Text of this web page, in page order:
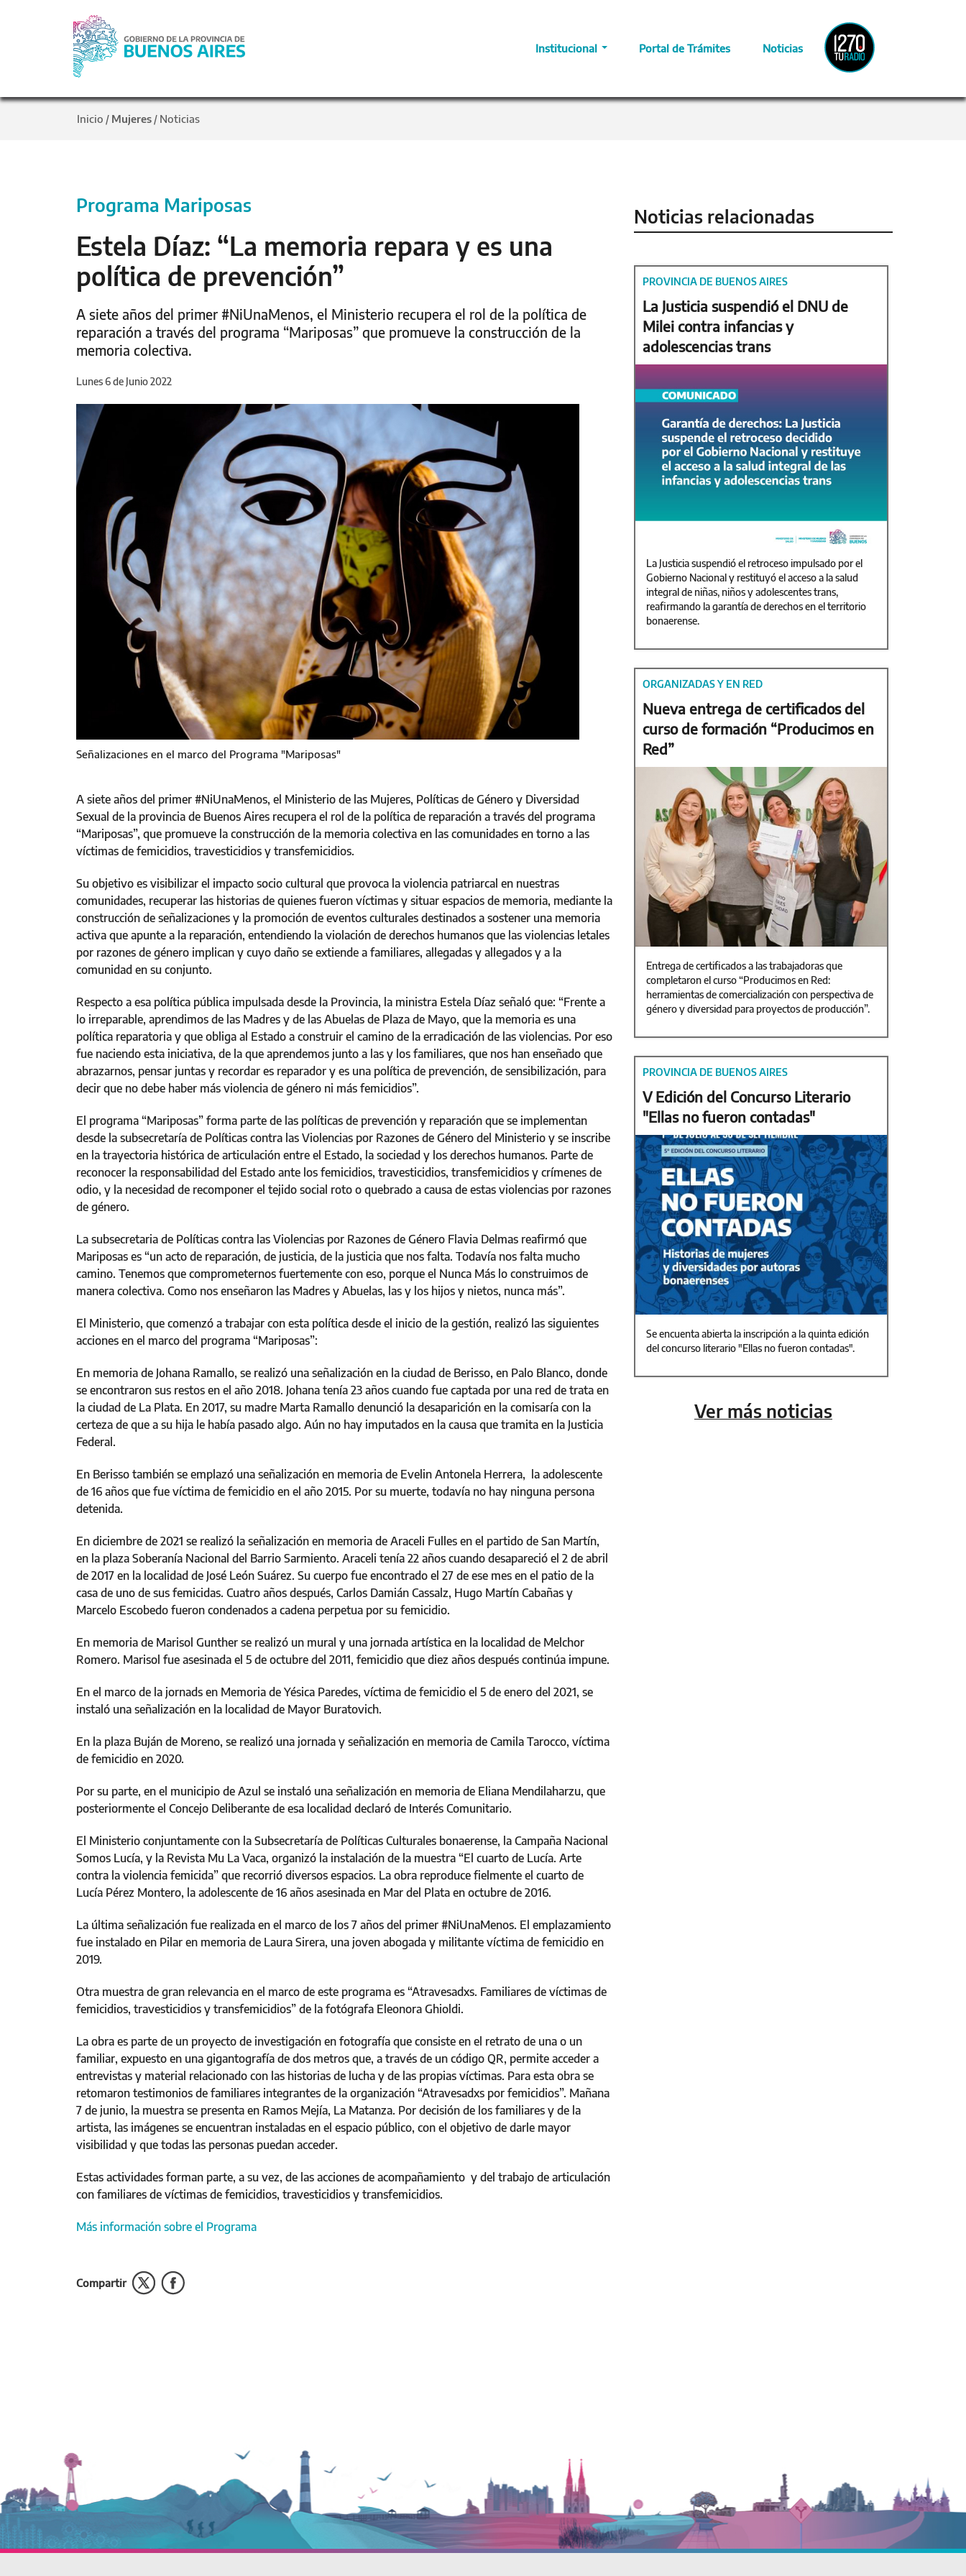
Institucional Portal de Trámites Noticias
Radio
Provincia
Inicio / Mujeres / Noticias
Programa Mariposas
Estela Díaz: “La memoria repara y es una
política de prevención”
A siete años del primer #NiUnaMenos, el Ministerio recupera el rol de la política de
reparación a través del programa “Mariposas” que promueve la construcción de la
memoria colectiva.
Lunes 6 de Junio 2022
Señalizaciones en el marco del Programa "Mariposas"
A siete años del primer #NiUnaMenos, el Ministerio de las Mujeres, Políticas de Género y Diversidad
Sexual de la provincia de Buenos Aires recupera el rol de la política de reparación a través del programa
“Mariposas”, que promueve la construcción de la memoria colectiva en las comunidades en torno a las
víctimas de femicidios, travesticidios y transfemicidios.
Su objetivo es visibilizar el impacto socio cultural que provoca la violencia patriarcal en nuestras
comunidades, recuperar las historias de quienes fueron víctimas y situar espacios de memoria, mediante la
construcción de señalizaciones y la promoción de eventos culturales destinados a sostener una memoria
activa que apunte a la reparación, entendiendo la violación de derechos humanos que las violencias letales
por razones de género implican y cuyo daño se extiende a familiares, allegadas y allegados y a la
comunidad en su conjunto.
Respecto a esa política pública impulsada desde la Provincia, la ministra Estela Díaz señaló que: “Frente a
lo irreparable, aprendimos de las Madres y de las Abuelas de Plaza de Mayo, que la memoria es una
política reparatoria y que obliga al Estado a construir el camino de la erradicación de las violencias. Por eso
fue naciendo esta iniciativa, de la que aprendemos junto a las y los familiares, que nos han enseñado que
abrazarnos, pensar juntas y recordar es reparador y es una política de prevención, de sensibilización, para
decir que no debe haber más violencia de género ni más femicidios”.
El programa “Mariposas” forma parte de las políticas de prevención y reparación que se implementan
desde la subsecretaría de Políticas contra las Violencias por Razones de Género del Ministerio y se inscribe
en la trayectoria histórica de articulación entre el Estado, la sociedad y los derechos humanos. Parte de
reconocer la responsabilidad del Estado ante los femicidios, travesticidios, transfemicidios y crímenes de
odio, y la necesidad de recomponer el tejido social roto o quebrado a causa de estas violencias por razones
de género.
La subsecretaria de Políticas contra las Violencias por Razones de Género Flavia Delmas reafirmó que
Mariposas es “un acto de reparación, de justicia, de la justicia que nos falta. Todavía nos falta mucho
camino. Tenemos que comprometernos fuertemente con eso, porque el Nunca Más lo construimos de
manera colectiva. Como nos enseñaron las Madres y Abuelas, las y los hijos y nietos, nunca más”.
El Ministerio, que comenzó a trabajar con esta política desde el inicio de la gestión, realizó las siguientes
acciones en el marco del programa “Mariposas”:
En memoria de Johana Ramallo, se realizó una señalización en la ciudad de Berisso, en Palo Blanco, donde
se encontraron sus restos en el año 2018. Johana tenía 23 años cuando fue captada por una red de trata en
la ciudad de La Plata. En 2017, su madre Marta Ramallo denunció la desaparición en la comisaría con la
certeza de que a su hija le había pasado algo. Aún no hay imputados en la causa que tramita en la Justicia
Federal.
En Berisso también se emplazó una señalización en memoria de Evelin Antonela Herrera, la adolescente
de 16 años que fue víctima de femicidio en el año 2015. Por su muerte, todavía no hay ninguna persona
detenida.
En diciembre de 2021 se realizó la señalización en memoria de Araceli Fulles en el partido de San Martín,
en la plaza Soberanía Nacional del Barrio Sarmiento. Araceli tenía 22 años cuando desapareció el 2 de abril
de 2017 en la localidad de José León Suárez. Su cuerpo fue encontrado el 27 de ese mes en el patio de la
casa de uno de sus femicidas. Cuatro años después, Carlos Damián Cassalz, Hugo Martín Cabañas y
Marcelo Escobedo fueron condenados a cadena perpetua por su femicidio.
En memoria de Marisol Gunther se realizó un mural y una jornada artística en la localidad de Melchor
Romero. Marisol fue asesinada el 5 de octubre del 2011, femicidio que diez años después continúa impune.
En el marco de la jornads en Memoria de Yésica Paredes, víctima de femicidio el 5 de enero del 2021, se
instaló una señalización en la localidad de Mayor Buratovich.
En la plaza Buján de Moreno, se realizó una jornada y señalización en memoria de Camila Tarocco, víctima
de femicidio en 2020.
Por su parte, en el municipio de Azul se instaló una señalización en memoria de Eliana Mendilaharzu, que
posteriormente el Concejo Deliberante de esa localidad declaró de Interés Comunitario.
El Ministerio conjuntamente con la Subsecretaría de Políticas Culturales bonaerense, la Campaña Nacional
Somos Lucía, y la Revista Mu La Vaca, organizó la instalación de la muestra “El cuarto de Lucía. Arte
contra la violencia femicida” que recorrió diversos espacios. La obra reproduce fielmente el cuarto de
Lucía Pérez Montero, la adolescente de 16 años asesinada en Mar del Plata en octubre de 2016.
La última señalización fue realizada en el marco de los 7 años del primer #NiUnaMenos. El emplazamiento
fue instalado en Pilar en memoria de Laura Sirera, una joven abogada y militante víctima de femicidio en
2019.
Otra muestra de gran relevancia en el marco de este programa es “Atravesadxs. Familiares de víctimas de
femicidios, travesticidios y transfemicidios” de la fotógrafa Eleonora Ghioldi.
La obra es parte de un proyecto de investigación en fotografía que consiste en el retrato de una o un
familiar, expuesto en una gigantografía de dos metros que, a través de un código QR, permite acceder a
entrevistas y material relacionado con las historias de lucha y de las propias víctimas. Para esta obra se
retomaron testimonios de familiares integrantes de la organización “Atravesadxs por femicidios”. Mañana
7 de junio, la muestra se presenta en Ramos Mejía, La Matanza. Por decisión de los familiares y de la
artista, las imágenes se encuentran instaladas en el espacio público, con el objetivo de darle mayor
visibilidad y que todas las personas puedan acceder.
Estas actividades forman parte, a su vez, de las acciones de acompañamiento y del trabajo de articulación
con familiares de víctimas de femicidios, travesticidios y transfemicidios.
Más información sobre el Programa
Compartir
Noticias relacionadas
PROVINCIA DE BUENOS AIRES
La Justicia suspendió el DNU de
Milei contra infancias y
adolescencias trans
La Justicia suspendió el retroceso impulsado por el
Gobierno Nacional y restituyó el acceso a la salud
integral de niñas, niños y adolescentes trans,
reafirmando la garantía de derechos en el territorio
bonaerense.
ORGANIZADAS Y EN RED
Nueva entrega de certificados del
curso de formación “Producimos en
Red”
Entrega de certificados a las trabajadoras que
completaron el curso “Producimos en Red:
herramientas de comercialización con perspectiva de
género y diversidad para proyectos de producción”.
PROVINCIA DE BUENOS AIRES
V Edición del Concurso Literario
"Ellas no fueron contadas"
Se encuenta abierta la inscripción a la quinta edición
del concurso literario "Ellas no fueron contadas".
Ver más noticias